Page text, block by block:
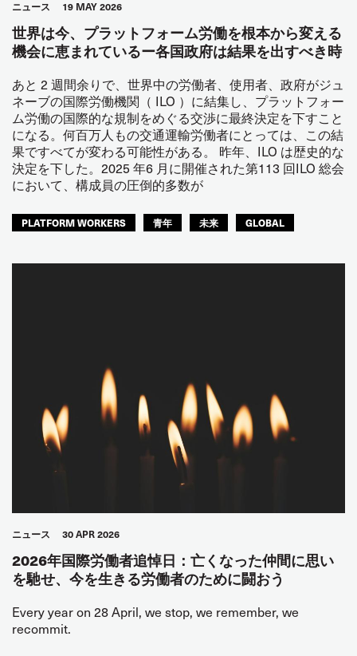
ニュース 19 MAY 2026
世界は今、プラットフォーム労働を根本から変える
機会に恵まれているー各国政府は結果を出すべき時
あと 2 週間余りで、世界中の労働者、使用者、政府がジュ
ネーブの国際労働機関（ ILO ）に結集し、プラットフォー
ム労働の国際的な規制をめぐる交渉に最終決定を下すこと
になる。何百万人もの交通運輸労働者にとっては、この結
果ですべてが変わる可能性がある。 昨年、ILO は歴史的な
決定を下した。2025 年6 月に開催された第113 回ILO 総会
において、構成員の圧倒的多数が
PLATFORM WORKERS 青年 未来 GLOBAL
ニュース 30 APR 2026
2026年国際労働者追悼日：亡くなった仲間に思い
を馳せ、今を生きる労働者のために闘おう
Every year on 28 April, we stop, we remember, we
recommit.